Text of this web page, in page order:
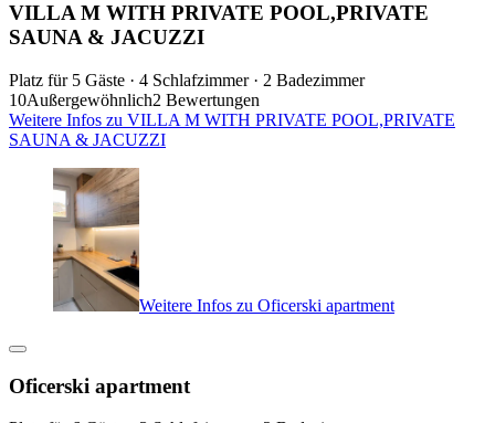
VILLA M WITH PRIVATE POOL,PRIVATE
SAUNA & JACUZZI
Platz für 5 Gäste · 4 Schlafzimmer · 2 Badezimmer
10Außergewöhnlich2 Bewertungen
Weitere Infos zu VILLA M WITH PRIVATE POOL,PRIVATE
SAUNA & JACUZZI
Weitere Infos zu Oficerski apartment
Oficerski apartment